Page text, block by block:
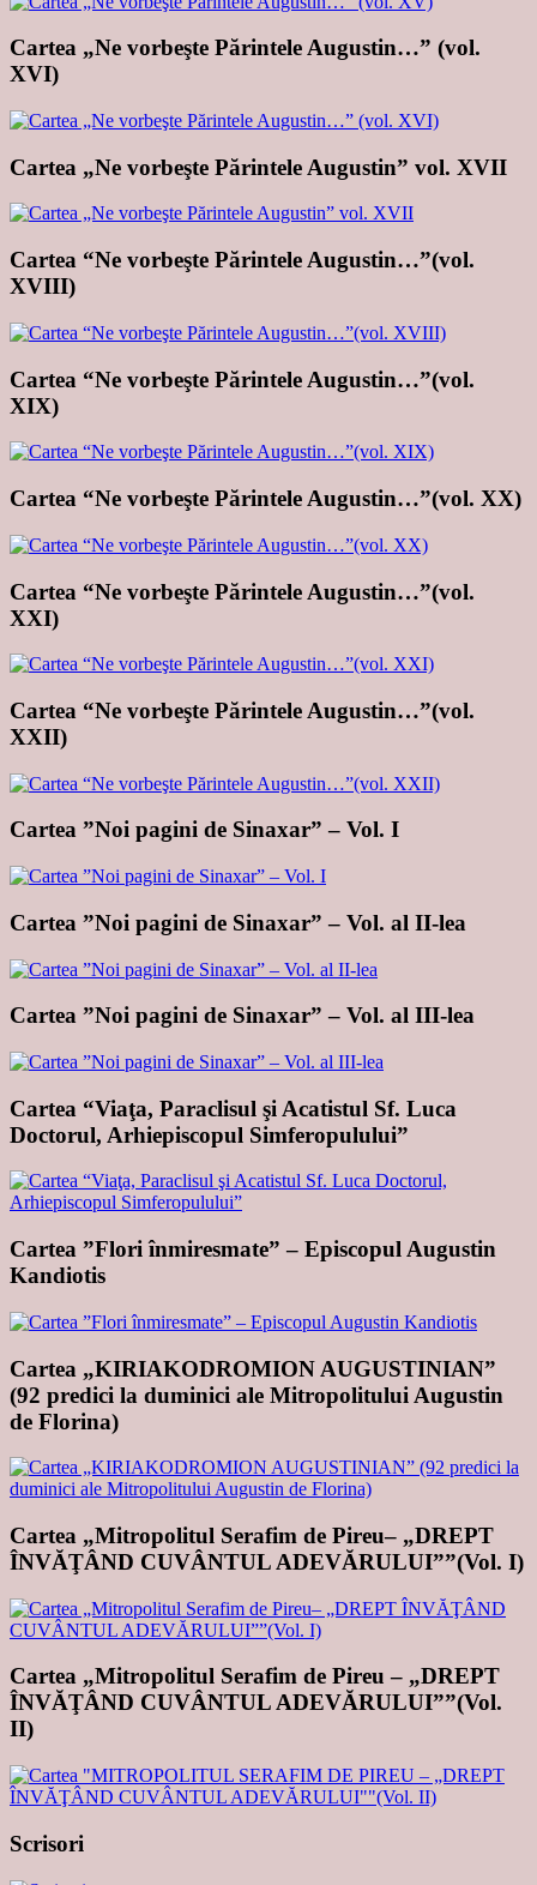
Cartea „Ne vorbeşte Părintele Augustin…” (vol.
XVI)
Cartea „Ne vorbeşte Părintele Augustin” vol. XVII
Cartea “Ne vorbeşte Părintele Augustin…”(vol.
XVIII)
Cartea “Ne vorbeşte Părintele Augustin…”(vol.
XIX)
Cartea “Ne vorbeşte Părintele Augustin…”(vol. XX)
Cartea “Ne vorbeşte Părintele Augustin…”(vol.
XXI)
Cartea “Ne vorbeşte Părintele Augustin…”(vol.
XXII)
Cartea ”Noi pagini de Sinaxar” – Vol. I
Cartea ”Noi pagini de Sinaxar” – Vol. al II-lea
Cartea ”Noi pagini de Sinaxar” – Vol. al III-lea
Cartea “Viaţa, Paraclisul şi Acatistul Sf. Luca
Doctorul, Arhiepiscopul Simferopulului”
Cartea ”Flori înmiresmate” – Episcopul Augustin
Kandiotis
Cartea „KIRIAKODROMION AUGUSTINIAN”
(92 predici la duminici ale Mitropolitului Augustin
de Florina)
Cartea „Mitropolitul Serafim de Pireu– „DREPT
ÎNVĂŢÂND CUVÂNTUL ADEVĂRULUI””(Vol. I)
Cartea „Mitropolitul Serafim de Pireu – „DREPT
ÎNVĂŢÂND CUVÂNTUL ADEVĂRULUI””(Vol.
II)
Scrisori